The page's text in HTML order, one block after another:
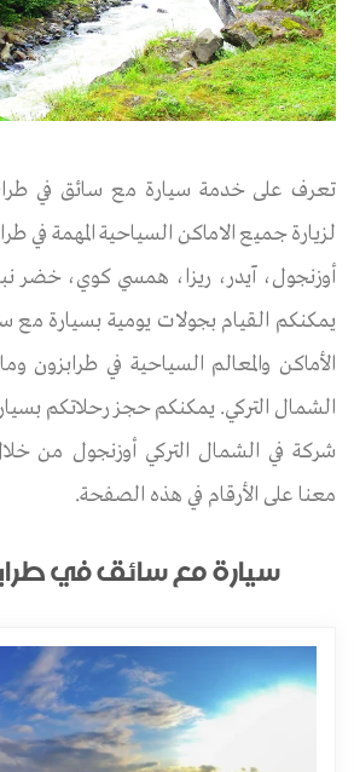
تعرف على خدمة سيارة مع سائق في
لزيارة جميع الاماكن السياحية المهمة في
أوزنجول، آيدر، ريزا، همسي كوي، خضر
يمكنكم القيام بجولات يومية بسيارة مع
الأماكن والمعالم السياحية في طرابزون
الشمال التركي. يمكنكم حجز رحلاتكم
شركة في الشمال التركي أوزنجول من
معنا على الأرقام في هذه الصفحة.
سيارة مع سائق في